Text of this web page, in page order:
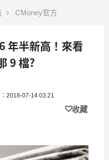
CMoney官方
年半新高！來看
9 檔?
2018-07-14 03:21
收藏